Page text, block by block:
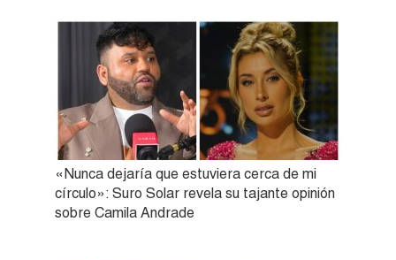
«Nunca dejaría que estuviera cerca de mi
círculo»: Suro Solar revela su tajante opinión
sobre Camila Andrade